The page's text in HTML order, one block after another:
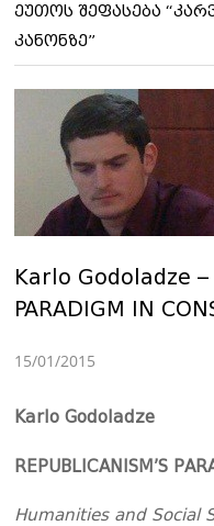
ეუთოს შეფასება
კანონზე”
Karlo Godoladze –
PARADIGM IN
15/01/2015
Karlo Godoladze
REPUBLICANISM’S
Humanities and Social